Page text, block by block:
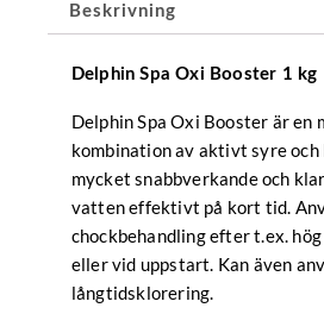
Beskrivning
Delphin Spa Oxi Booster 1 kg
Delphin Spa Oxi Booster är
kombination av aktivt syre och
mycket snabbverkande och
vatten effektivt på kort tid.
chockbehandling efter t.ex.
eller vid uppstart. Kan även
långtidsklorering.